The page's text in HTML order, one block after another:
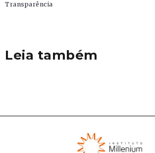
Transparência
Leia também